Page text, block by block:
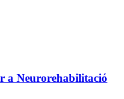
a Neurorehabilitació